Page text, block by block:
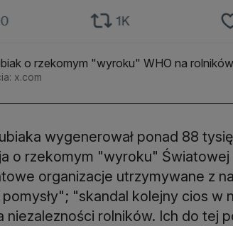
o rzekomym "wyroku" WHO na
x.com
wygenerował ponad 88
o rzekomym "wyroku"
organizacje utrzymywane z
"skandal kolejny cios
niezalezności rolników. Ich do tej